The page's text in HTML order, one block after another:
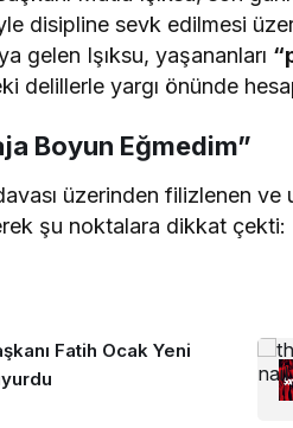
disipline sevk edilmesi
gelen Işıksu, yaşananları
delillerle yargı önünde
Boyun Eğmedim”
üzerinden filizlenen ve
şu noktalara dikkat çekti:
Fatih Ocak Yeni